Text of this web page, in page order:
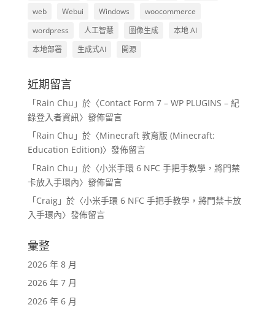
web
Webui Windows
woocommerce
wordpress
人工智慧 圖像生成
本地 AI
本地部署
生成式AI 開源
近期留言
「Rain Chu 」於〈Contact Form 7 – WP PLUGINS – 紀
錄登入者資訊〉發佈留言
「Rain Chu 」於〈Minecraft 教育版 (Minecraft:
Education Edition)〉發佈留言
「Rain Chu 」於〈小米手環 6 NFC 手把手教學，將門禁
卡放入手環內〉發佈留言
「Craig」於〈小米手環 6 NFC 手把手教學，將門禁卡放
入手環內〉發佈留言
彙整
2026 年 8 月
2026 年 7 月
2026 年 6 月